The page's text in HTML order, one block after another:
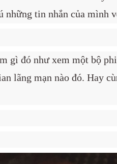
những tin nhắn của mình
gì đó như xem một bộ
lãng mạn nào đó. Hay